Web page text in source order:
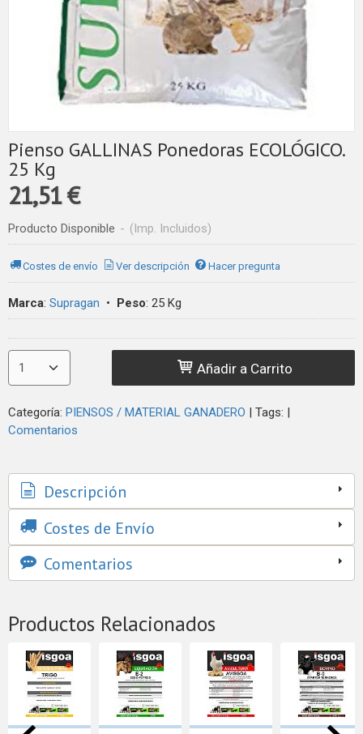
Pienso GALLINAS Ponedoras ECOLÓGICO.
25 Kg
21,51 €
Producto Disponible - (Imp. Incluidos)
Costes de envío Ver descripción Hacer pregunta
Marca: Supragan • Peso: 25 Kg
Añadir a Carrito
Categoría: PIENSOS / MATERIAL GANADERO | Tags: |
Comentarios
Descripción
Costes de Envío
Comentarios
Productos Relacionados